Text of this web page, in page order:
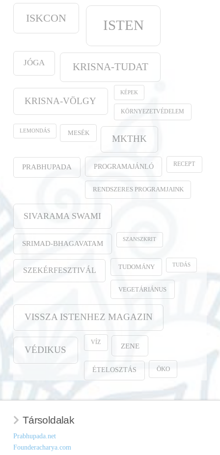
ISKCON ISTEN
JÓGA KRISNA-TUDAT
KRISNA-VÖLGY
KÉPEK
KÖRNYEZETVÉDELEM
LEMONDÁS MESÉK
MKTHK
PRABHUPADA PROGRAMAJÁNLÓ RECEPT
RENDSZERES PROGRAMJAINK
SIVARAMA SWAMI
SRIMAD-BHAGAVATAM SZANSZKRIT
SZEKÉRFESZTIVÁL TUDOMÁNY TUDÁS
VEGETÁRIÁNUS
VISSZA ISTENHEZ MAGAZIN
VÉDIKUS
VÍZ ZENE
ÉTELOSZTÁS ÖKO
Társoldalak
Prabhupada.net
Founderacharya.com